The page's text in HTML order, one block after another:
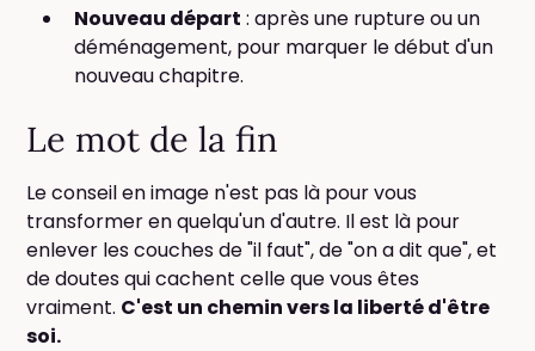
Nouveau départ : après une rupture ou un
déménagement, pour marquer le début d'un
nouveau chapitre.
Le mot de la fin
Le conseil en image n'est pas là pour vous
transformer en quelqu'un d'autre. Il est là pour
enlever les couches de "il faut", de "on a dit que", et
de doutes qui cachent celle que vous êtes
vraiment. C'est un chemin vers la liberté d'être
soi.